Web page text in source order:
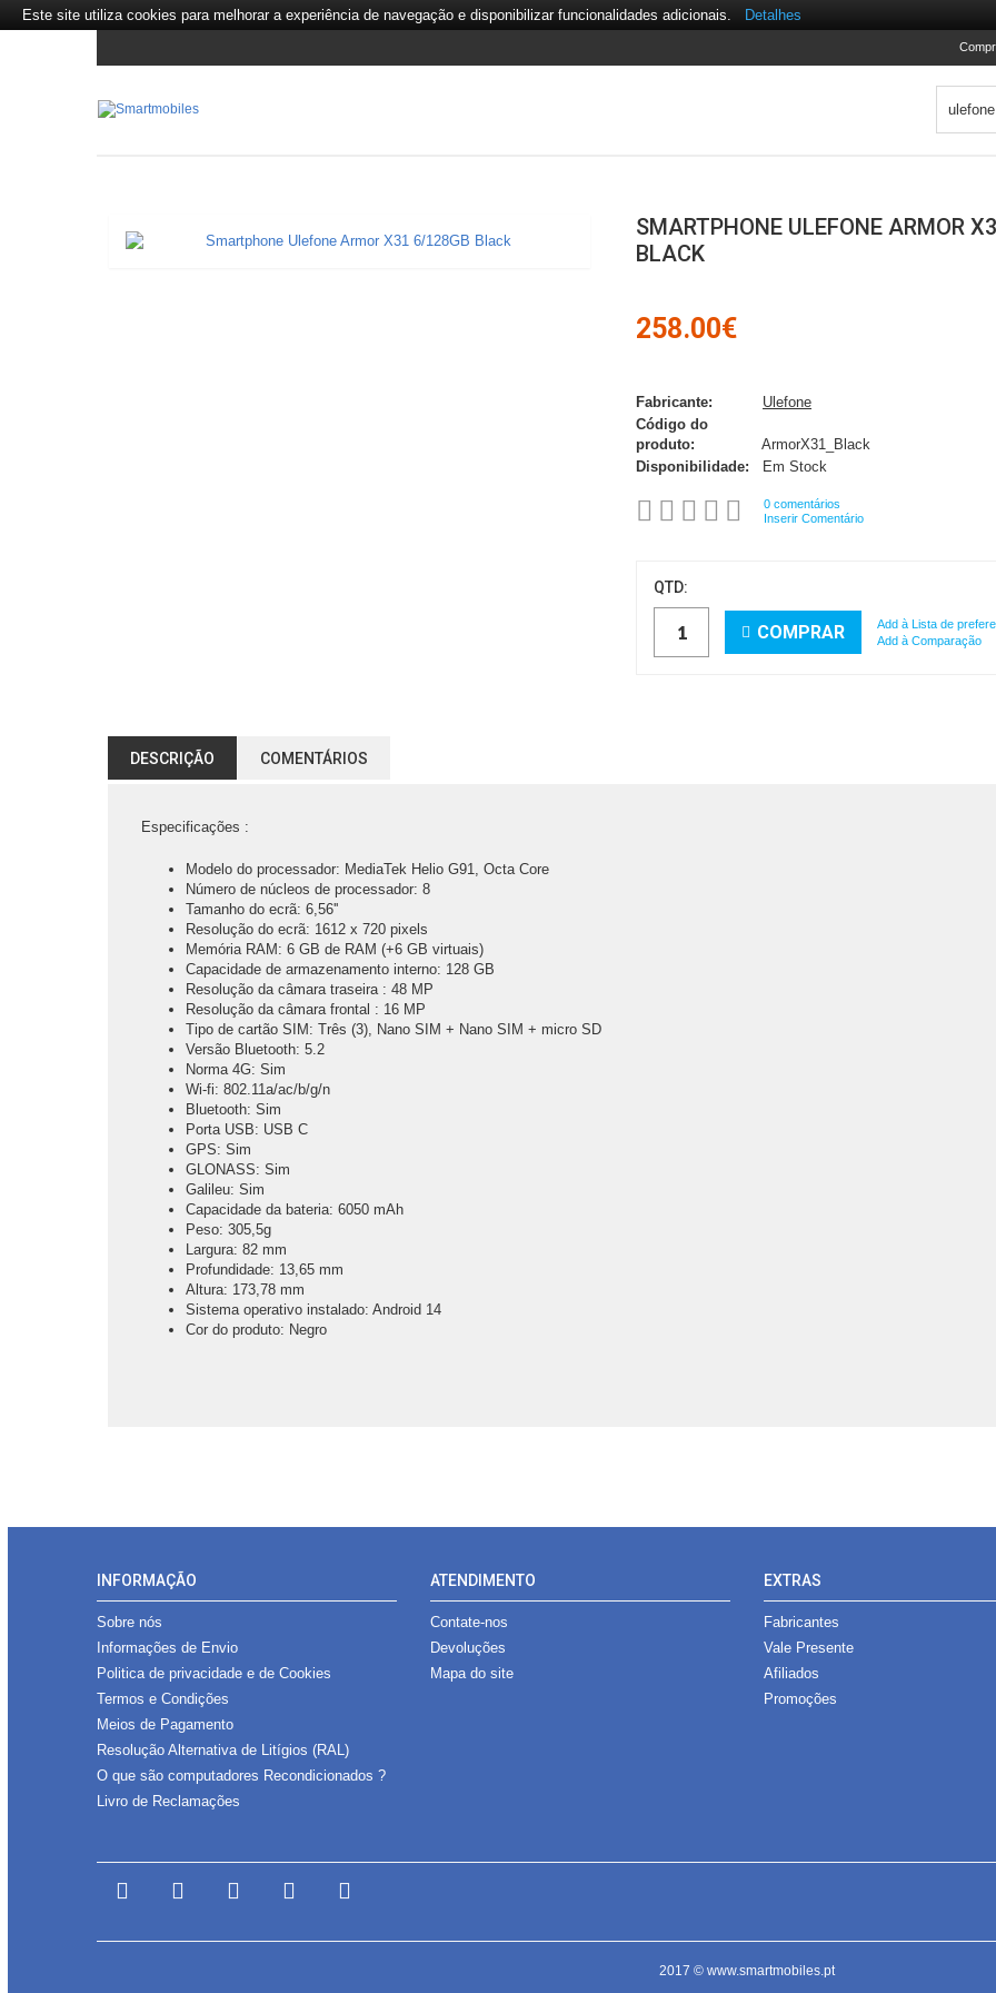
SMARTPHONE ULEFONE ARMOR
BLACK
258.00€
Fabricante:
Ulefone
Código do
produto:
ArmorX31_Black
Disponibilidade:
Em Stock
0 comentários
Inserir Comentário
QTD:
COMPRAR
Add à Lista de
Add à Comparação
DESCRIÇÃO COMENTÁRIOS
Especificações :
Modelo do processador: MediaTek Helio G91, Octa Core
Número de núcleos de processador: 8
Tamanho do ecrã: 6,56''
Resolução do ecrã: 1612 x 720 pixels
Memória RAM: 6 GB de RAM (+6 GB virtuais)
Capacidade de armazenamento interno: 128 GB
Resolução da câmara traseira : 48 MP
Resolução da câmara frontal : 16 MP
Tipo de cartão SIM: Três (3), Nano SIM + Nano SIM + micro SD
Versão Bluetooth: 5.2
Norma 4G: Sim
Wi-fi: 802.11a/ac/b/g/n
Bluetooth: Sim
Porta USB: USB C
GPS: Sim
GLONASS: Sim
Galileu: Sim
Capacidade da bateria: 6050 mAh
Peso: 305,5g
Largura: 82 mm
Profundidade: 13,65 mm
Altura: 173,78 mm
Sistema operativo instalado: Android 14
Cor do produto: Negro
INFORMAÇÃO
Sobre nós
Informações de Envio
Politica de privacidade e de Cookies
Termos e Condições
Meios de Pagamento
Resolução Alternativa de Litígios (RAL)
O que são computadores Recondicionados ?
Livro de Reclamações
ATENDIMENTO
Contate-nos
Devoluções
Mapa do site
EXTRAS
Fabricantes
Vale Presente
Afiliados
Promoções
2017 © www.smartmobiles.pt
Este site utiliza cookies para melhorar a experiência de navegação e disponibilizar funcionalidades adicionais. Detalhes